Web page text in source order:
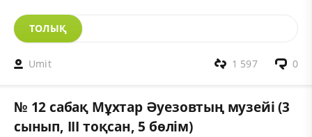
ТОЛЫҚ
Umit 0
1 597
№ 12 сабақ Мұхтар Әуезовтың музейі (3
сынып, III тоқсан, 5 бөлім)